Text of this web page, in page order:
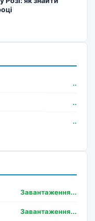
..
..
..
Завантаження...
Завантаження...